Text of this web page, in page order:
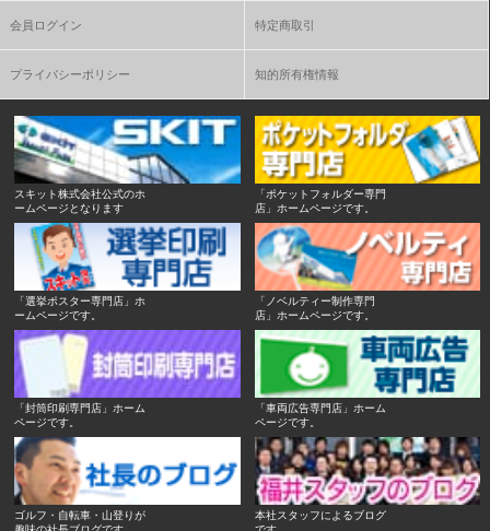
会員ログイン 特定商取引
プライバシーポリシー 知的所有権情報
スキット株式会社公式のホ
ームページとなります
「ポケットフォルダー専門
店」ホームページです。
「選挙ポスター専門店」ホ
ームページです。
「ノベルティー制作専門
店」ホームページです。
「封筒印刷専門店」ホーム
ページです。
「車両広告専門店」ホーム
ページです。
ゴルフ・自転車・山登りが
本社スタッフによるブログ